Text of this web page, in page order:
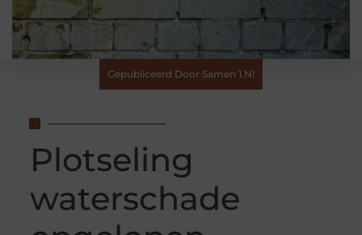
Gepubliceerd Door Samen 1.nl
Plotseling
waterschade